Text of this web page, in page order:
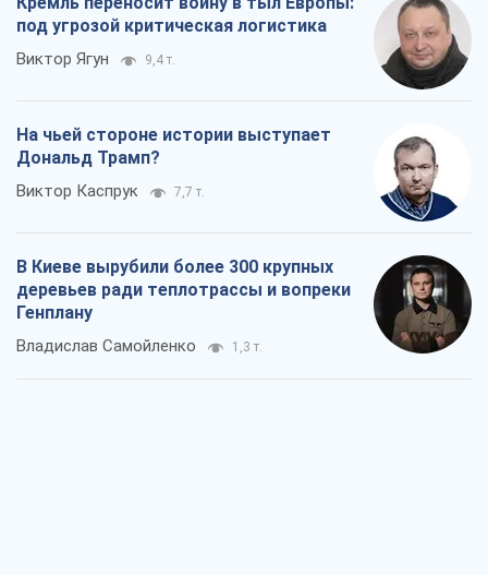
под угрозой критическая логистика
Виктор Ягун 9,4 т.
На чьей стороне истории выступает
Дональд Трамп?
Виктор Каспрук 7,7 т.
В Киеве вырубили более 300 крупных
деревьев ради теплотрассы и вопреки
Генплану
Владислав Самойленко 1,3 т.